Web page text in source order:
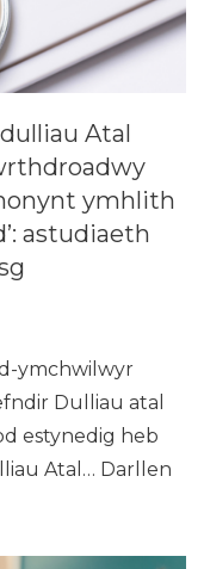
Atal
ymhlith
astudiaeth
ymchwilwyr
Dulliau atal
estynedig heb
Atal… Darllen